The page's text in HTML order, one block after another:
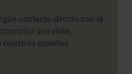
contacto directo con el
una visita,
expertos.